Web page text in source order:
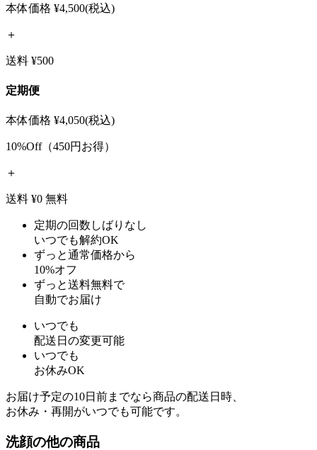
本体価格 ¥4,500(税込)
＋
送料 ¥500
定期便
本体価格 ¥4,050(税込)
10%Off（450円お得）
＋
送料 ¥0 無料
定期の回数しばりなし
いつでも解約OK
ずっと通常価格から
10%オフ
ずっと送料無料で
自動でお届け
いつでも
配送日の変更可能
いつでも
お休みOK
お届け予定の10日前までなら商品の配送日時、
お休み・再開がいつでも可能です。
洗顔の他の商品